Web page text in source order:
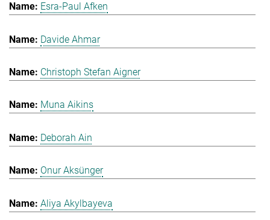
Esra-Paul Afken
Davide Ahmar
Christoph Stefan Aigner
Muna Aikins
Deborah Ain
Onur Aksünger
Aliya Akylbayeva